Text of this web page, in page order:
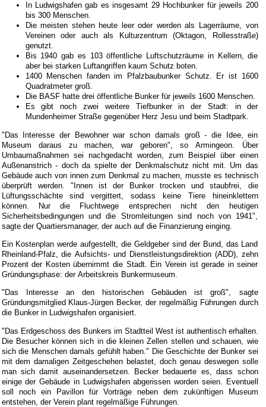
In Ludwigshafen gab es insgesamt 29 Hochbunker für jeweils 200
bis 300 Menschen.
Die meisten stehen heute leer oder werden als Lagerräume, von
Vereinen oder auch als Kulturzentrum (Oktagon, Rollesstraße)
genutzt.
Bis 1940 gab es 103 öffentliche Luftschutzräume in Kellern, die
aber bei starken Luftangriffen kaum Schutz boten.
1400 Menschen fanden im Pfalzbaubunker Schutz. Er ist 1600
Quadratmeter groß.
Die BASF hatte drei öffentliche Bunker für jeweils 1600 Menschen.
Es gibt noch zwei weitere Tiefbunker in der Stadt: in der
Mundenheimer Straße gegenüber Herz Jesu und beim Stadtpark.
"Das Interesse der Bewohner war schon damals groß - die Idee, ein
Museum daraus zu machen, war geboren", so Armingeon. Über
Umbaumaßnahmen sei nachgedacht worden, zum Beispiel über einen
Außenanstrich - doch da spielte der Denkmalschutz nicht mit. Um das
Gebäude auch von innen zum Denkmal zu machen, musste es technisch
überprüft werden. "Innen ist der Bunker trocken und staubfrei, die
Lüftungsschächte sind vergittert, sodass keine Tiere hineinklettern
können. Nur die Fluchtwege entsprechen nicht den heutigen
Sicherheitsbedingungen und die Stromleitungen sind noch von 1941",
sagte der Quartiersmanager, der auch auf die Finanzierung einging.
Ein Kostenplan werde aufgestellt, die Geldgeber sind der Bund, das Land
Rheinland-Pfalz, die Aufsichts- und Dienstleistungsdirektion (ADD), zehn
Prozent der Kosten übernimmt die Stadt. Ein Verein ist gerade in seiner
Gründungsphase: der Arbeitskreis Bunkermuseum.
"Das Interesse an den historischen Gebäuden ist groß", sagte
Gründungsmitglied Klaus-Jürgen Becker, der regelmäßig Führungen durch
die Bunker in Ludwigshafen organisiert.
"Das Erdgeschoss des Bunkers im Stadtteil West ist authentisch erhalten.
Die Besucher können sich in die kleinen Zellen stellen und schauen, wie
sich die Menschen damals gefühlt haben." Die Geschichte der Bunker sei
mit dem damaligen Zeitgeschehen belastet, doch genau deswegen solle
man sich damit auseinandersetzen. Becker bedauerte es, dass schon
einige der Gebäude in Ludwigshafen abgerissen worden seien. Eventuell
soll noch ein Pavillon für Vorträge neben dem zukünftigen Museum
entstehen, der Verein plant regelmäßige Führungen.